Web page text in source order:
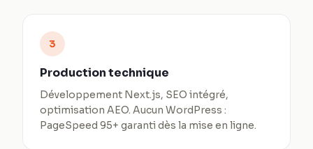
3
Production technique
Développement Next.js, SEO intégré,
optimisation AEO. Aucun WordPress :
PageSpeed 95+ garanti dès la mise en ligne.